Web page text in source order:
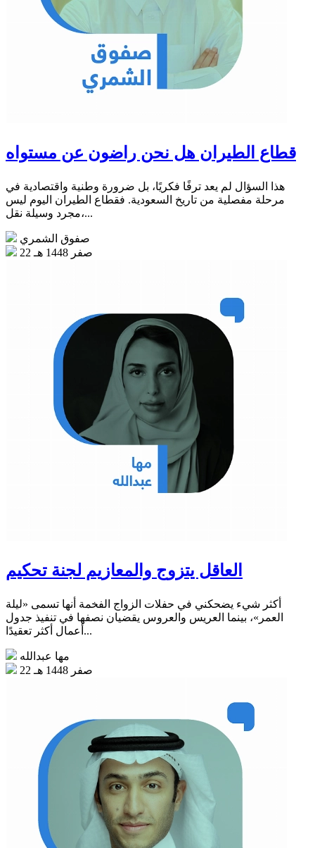
قطاع الطيران هل نحن راضون عن مستواه
هذا السؤال لم يعد ترفًا فكريًا، بل ضرورة وطنية واقتصادية في
مرحلة مفصلية من تاريخ السعودية. فقطاع الطيران اليوم ليس
مجرد وسيلة نقل،...
صفوق الشمري
22 صفر 1448 هـ
العاقل يتزوج والمعازيم لجنة تحكيم
أكثر شيء يضحكني في حفلات الزواج الفخمة أنها تسمى «ليلة
العمر»، بينما العريس والعروس يقضيان نصفها في تنفيذ جدول
أعمال أكثر تعقيدًا...
مها عبدالله
22 صفر 1448 هـ